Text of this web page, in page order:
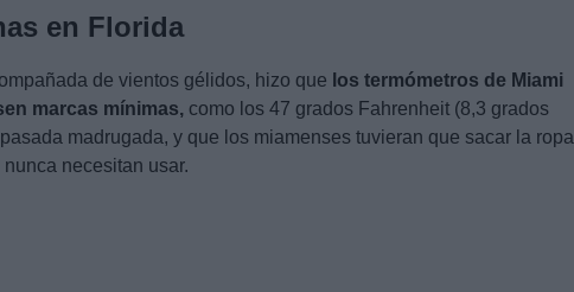
en Florida
de vientos gélidos, hizo que los termómetros de Miami
marcas mínimas, como los 47 grados Fahrenheit (8,3 grados
madrugada, y que los miamenses tuvieran que sacar la ropa
necesitan usar.